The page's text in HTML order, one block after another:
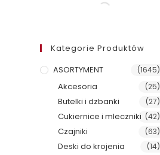
Kategorie Produktów
ASORTYMENT
(1645)
Akcesoria (25)
Butelki i dzbanki (27)
Cukiernice i mleczniki (42)
Czajniki (63)
Deski do krojenia (14)